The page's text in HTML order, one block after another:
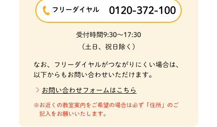
フリーダイヤル 0120-372-100
受付時間9:30～17:30
(土日、祝日除く)
なお、フリーダイヤルがつながりにくい場合は、
以下からもお問い合わせいただけます。
お問い合わせフォームはこちら
お近くの教室案内をご希望の場合は必ず「住所」のご
記入をお願いいたします。